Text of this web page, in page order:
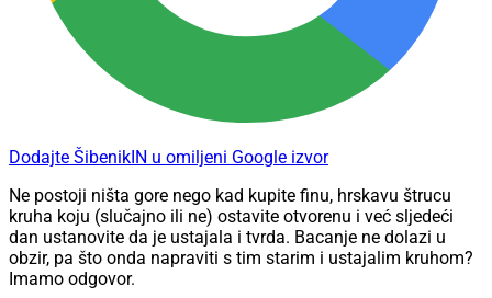
Dodajte ŠibenikIN u omiljeni Google izvor
Ne postoji ništa gore nego kad kupite finu, hrskavu štrucu
kruha koju (slučajno ili ne) ostavite otvorenu i već sljedeći
dan ustanovite da je ustajala i tvrda. Bacanje ne dolazi u
obzir, pa što onda napraviti s tim starim i ustajalim kruhom?
Imamo odgovor.